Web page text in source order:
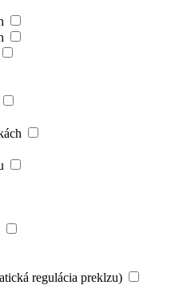
regulácia preklzu)